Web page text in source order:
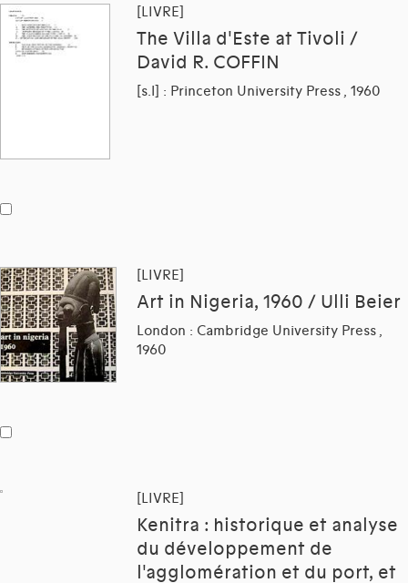
[LIVRE]
The Villa d'Este at Tivoli /
David R. COFFIN
[s.l] : Princeton University Press , 1960
[LIVRE]
Art in Nigeria, 1960 / Ulli Beier
London : Cambridge University Press ,
1960
[LIVRE]
Kenitra : historique et analyse
du développement de
l'agglomération et du port, et